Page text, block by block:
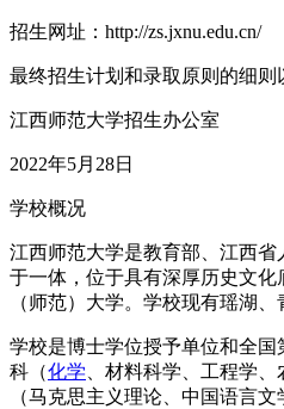
招生网址：http://zs.jxnu.edu.cn/
最终招生计划和录取原则的细则
江西师范大学招生办公室
2022年5月28日
学校概况
江西师范大学是教育部、江西
于一体，位于具有深厚历史文
（师范）大学。学校现有瑶湖
学校是博士学位授予单位和全
科（化学 、材料科学、工程学
（马克思主义理论、中国语言文